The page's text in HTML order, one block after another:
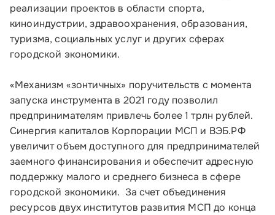
Инфраструктуре поддержки
О Корпорации
Контакты
Соцсети
Телефон:
8 800 100-11-00
реализации проектов в области спорта,
киноиндустрии, здравоохранения, образования,
туризма, социальных услуг и других сферах
городской экономики.
«Механизм «зонтичных» поручительств с момента
запуска инструмента в 2021 году позволил
предпринимателям привлечь более 1 трлн рублей.
Синергия капиталов Корпорации МСП и ВЭБ.РФ
увеличит объем доступного для предпринимателей
заемного финансирования и обеспечит адресную
поддержку малого и среднего бизнеса в сфере
городской экономики. За счет объединения
ресурсов двух институтов развития МСП до конца